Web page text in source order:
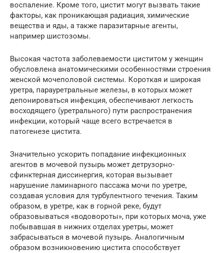
воспаление. Кроме того, цистит могут вызвать такие
факторы, как проникающая радиация, химические
вещества и яды, а также паразитарные агенты,
например шистозомы.
Высокая частота заболеваемости циститом у женщин
обусловлена анатомическими особенностями строения
женской мочеполовой системы. Короткая и широкая
уретра, парауретральные железы, в которых может
депонироваться инфекция, обеспечивают легкость
восходящего (уретрального) пути распространения
инфекции, который чаще всего встречается в
патогенезе цистита.
Значительно ускорить попадание инфекционных
агентов в мочевой пузырь может детрузорно-
сфинктерная диссинергия, которая вызывает
нарушение ламинарного пассажа мочи по уретре,
создавая условия для турбулентного течения. Таким
образом, в уретре, как в горной реке, будут
образовываться «водовороты», при которых моча, уже
побывавшая в нижних отделах уретры, может
забрасываться в мочевой пузырь. Аналогичным
образом возникновению цистита способствует